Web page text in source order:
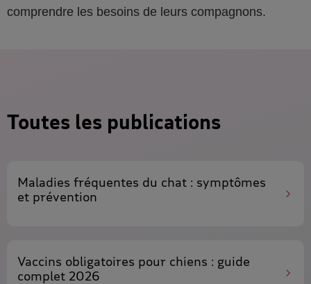
comprendre les besoins de leurs compagnons.
Toutes les publications
Maladies fréquentes du chat : symptômes
et prévention
Vaccins obligatoires pour chiens : guide
complet 2026